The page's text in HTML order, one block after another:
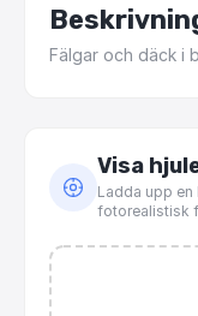
Fälgar och däck i
Visa
Ladda upp en
fotorealistisk